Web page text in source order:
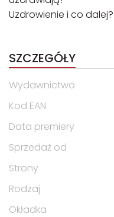
Uzdrowienie i co dalej?
SZCZEGÓŁY
Wydawnictwo
Kod EAN
Data premiery
Sprzedaż od
Strony
Rodzaj
Okładka